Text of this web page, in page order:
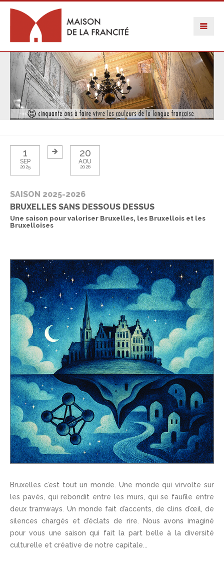
1
SEP
2025
20
AOU
2026
SAISON 2025-2026
BRUXELLES SANS DESSOUS DESSUS
Une saison pour valoriser Bruxelles, les Bruxellois et les
Bruxelloises
Bruxelles c’est tout un monde. Une monde qui virvolte sur
les pavés, qui rebondit entre les murs, qui se faufile entre
deux tramways. Un monde fait d’accents, de clins d’œil, de
silences chargés et d’éclats de rire. Nous avons imaginé
pour vous une saison qui fait la part belle à la diversité
culturelle et créative de notre capitale...